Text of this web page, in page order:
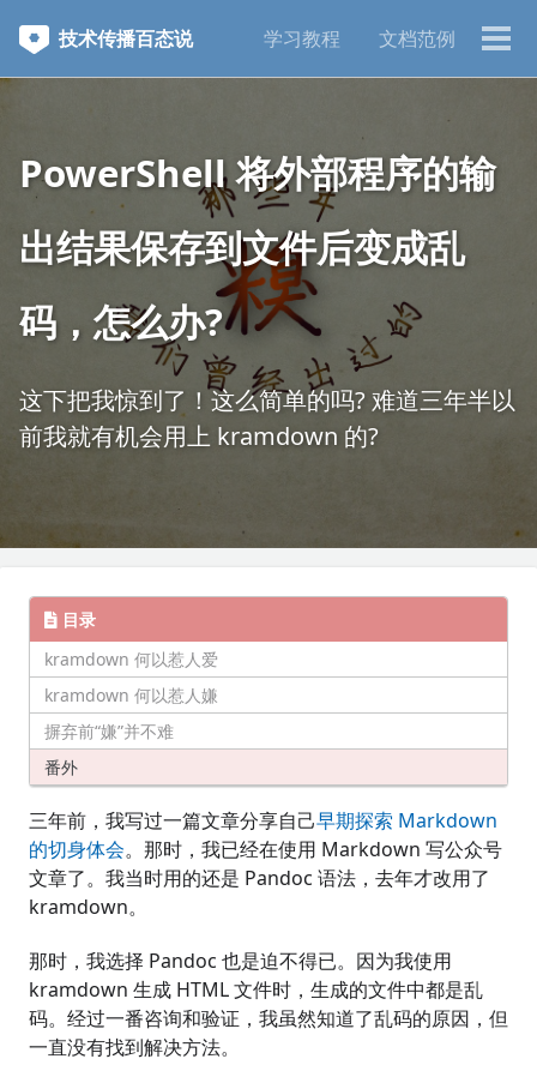
到
到
到
技术传播百态说 学习教程 文档范例
切
换
PowerShell 将外部程序的输
出结果保存到文件后变成乱
码，怎么办?
这下把我惊到了！这么简单的吗? 难道三年半以
前我就有机会用上 kramdown 的?
目录
kramdown 何以惹人爱
kramdown 何以惹人嫌
摒弃前“嫌”并不难
番外
三年前，我写过一篇文章分享自己早期探索 Markdown
的切身体会。那时，我已经在使用 Markdown 写公众号
文章了。我当时用的还是 Pandoc 语法，去年才改用了
kramdown。
那时，我选择 Pandoc 也是迫不得已。因为我使用
kramdown 生成 HTML 文件时，生成的文件中都是乱
码。经过一番咨询和验证，我虽然知道了乱码的原因，但
一直没有找到解决方法。